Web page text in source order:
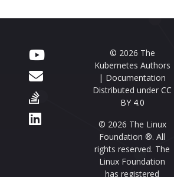
© 2026 The
Kubernetes Authors
| Documentation
Distributed under CC
BY 4.0
© 2026 The Linux
Foundation ®. All
rights reserved. The
Linux Foundation
has registered